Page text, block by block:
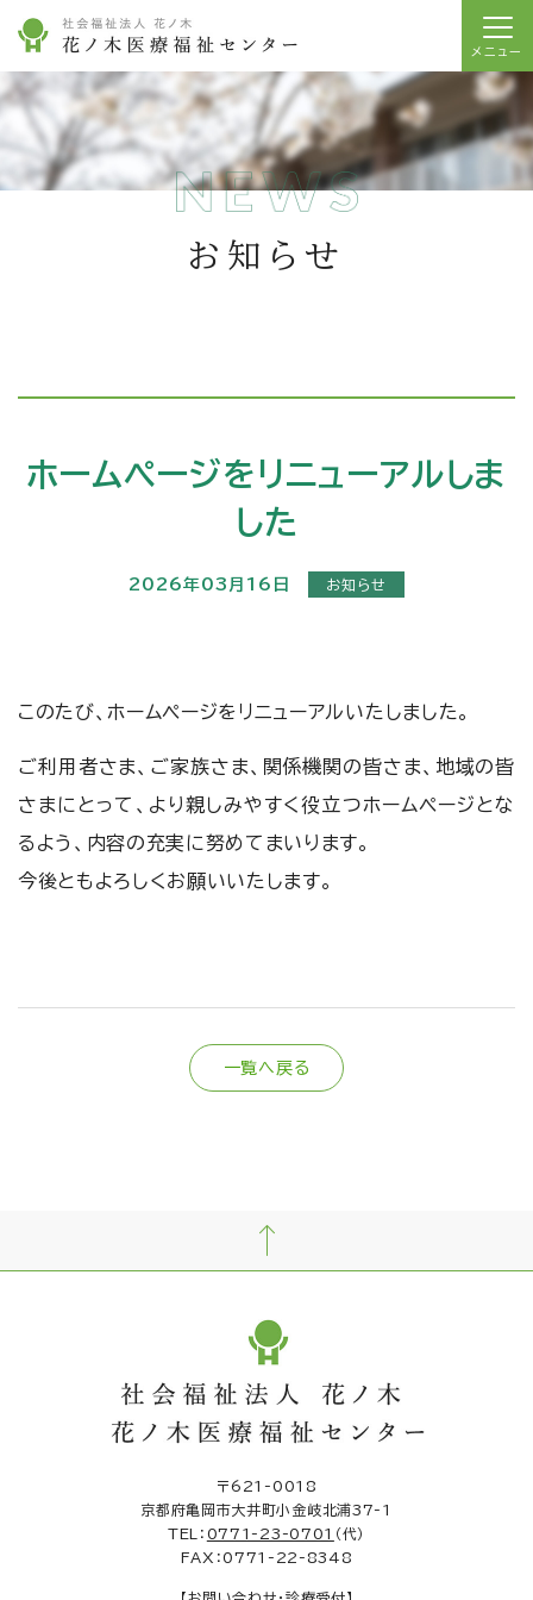
お知らせ
ホームページをリニューアルしま
した
2026年03月16日 お知らせ
このたび、ホームページをリニューアルいたしました。
ご利用者さま、ご家族さま、関係機関の皆さま、地域の皆
さまにとって、より親しみやすく役立つホームページとな
るよう、内容の充実に努めてまいります。
今後ともよろしくお願いいたします。
一覧へ戻る
〒621-0018
京都府亀岡市大井町小金岐北浦37-1
TEL： 0771-23-0701 （代）
FAX：0771-22-8348